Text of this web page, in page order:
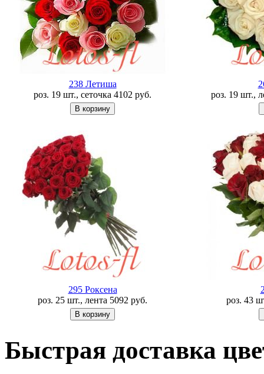
238 Летишa
роз. 19 шт., сеточка 4102 руб.
роз. 19 шт.,
295 Роксена
роз. 25 шт., лента 5092 руб.
роз. 43
Быстрая доставка